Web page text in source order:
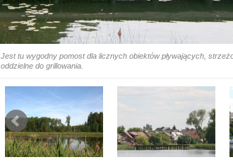
Jest tu wygodny pomost dla licznych obiektów pływających,
oddzielne do grillowania.